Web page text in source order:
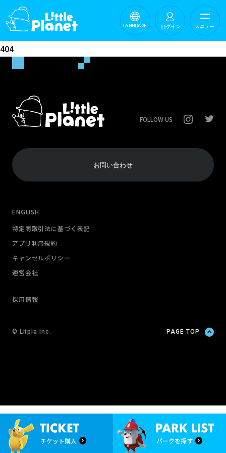
ログイン
LANGUAGE メニュー
404
チケット購入 パークを探す
FOLLOW US
お問い合わせ
ENGLISH
特定商取引法に基づく表記
アプリ利用規約
キャンセルポリシー
運営会社
採用情報
© Litpla Inc. PAGE TOP